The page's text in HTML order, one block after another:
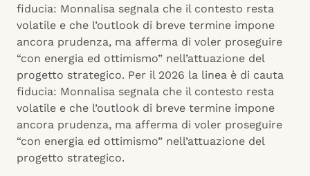
fiducia: Monnalisa segnala che il contesto resta
volatile e che l’outlook di breve termine impone
ancora prudenza, ma afferma di voler proseguire
“con energia ed ottimismo” nell’attuazione del
progetto strategico. Per il 2026 la linea è di cauta
fiducia: Monnalisa segnala che il contesto resta
volatile e che l’outlook di breve termine impone
ancora prudenza, ma afferma di voler proseguire
“con energia ed ottimismo” nell’attuazione del
progetto strategico.